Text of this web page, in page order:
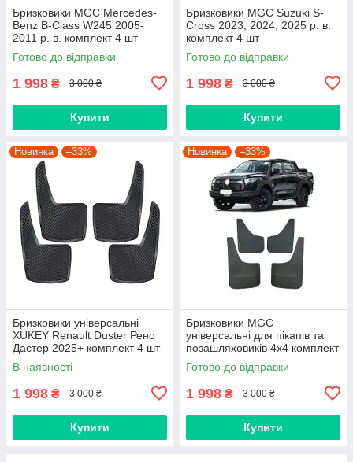
Бризковики MGC Mercedes-
Benz B-Class W245 2005-
2011 р. в. комплект 4 шт
Готово до відправки
1 998 ₴ 3 000 ₴
Купити
Бризковики MGC Suzuki S-
Cross 2023, 2024, 2025 р. в.
комплект 4 шт
Готово до відправки
1 998 ₴ 3 000 ₴
Купити
Новинка –33%
Бризковики універсальні
XUKEY Renault Duster Рено
Дастер 2025+ комплект 4 шт
В наявності
1 998 ₴ 3 000 ₴
Купити
Новинка –33%
Бризковики MGC
універсальні для пікапів та
позашляховиків 4х4 комплект
4 шт
Готово до відправки
1 998 ₴ 3 000 ₴
Купити